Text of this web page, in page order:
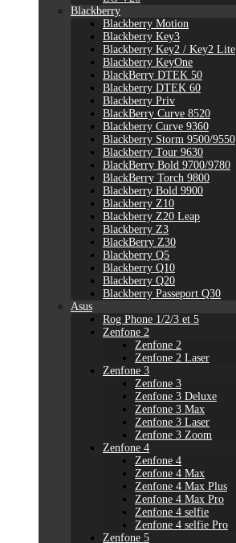
Blackberry
Blackberry Motion
Blackberry Key3
Blackberry Key2 / Key2 Lite
Blackberry KeyOne
BlackBerry DTEK 50
Blackberry DTEK 60
Blackberry Priv
BlackBerry Curve 8520
Blackberry Curve 9360
Blackberry Storm 9500/9550
Blackberry Tour 9630
BlackBerry Bold 9700/9780
BlackBerry Torch 9800
Blackberry Bold 9900
Blackberry Z10
Blackberry Z20 Leap
Blackberry Z3
BlackBerry Z30
Blackberry Q5
Blackberry Q10
Blackberry Q20
Blackberry Passeport Q30
Asus
Rog Phone 1/2/3 et 5
Zenfone 2
Zenfone 2
Zenfone 2 Laser
Zenfone 3
Zenfone 3
Zenfone 3 Deluxe
Zenfone 3 Max
Zenfone 3 Laser
Zenfone 3 Zoom
Zenfone 4
Zenfone 4
Zenfone 4 Max
Zenfone 4 Max Plus
Zenfone 4 Max Pro
Zenfone 4 selfie
Zenfone 4 selfie Pro
Zenfone 5